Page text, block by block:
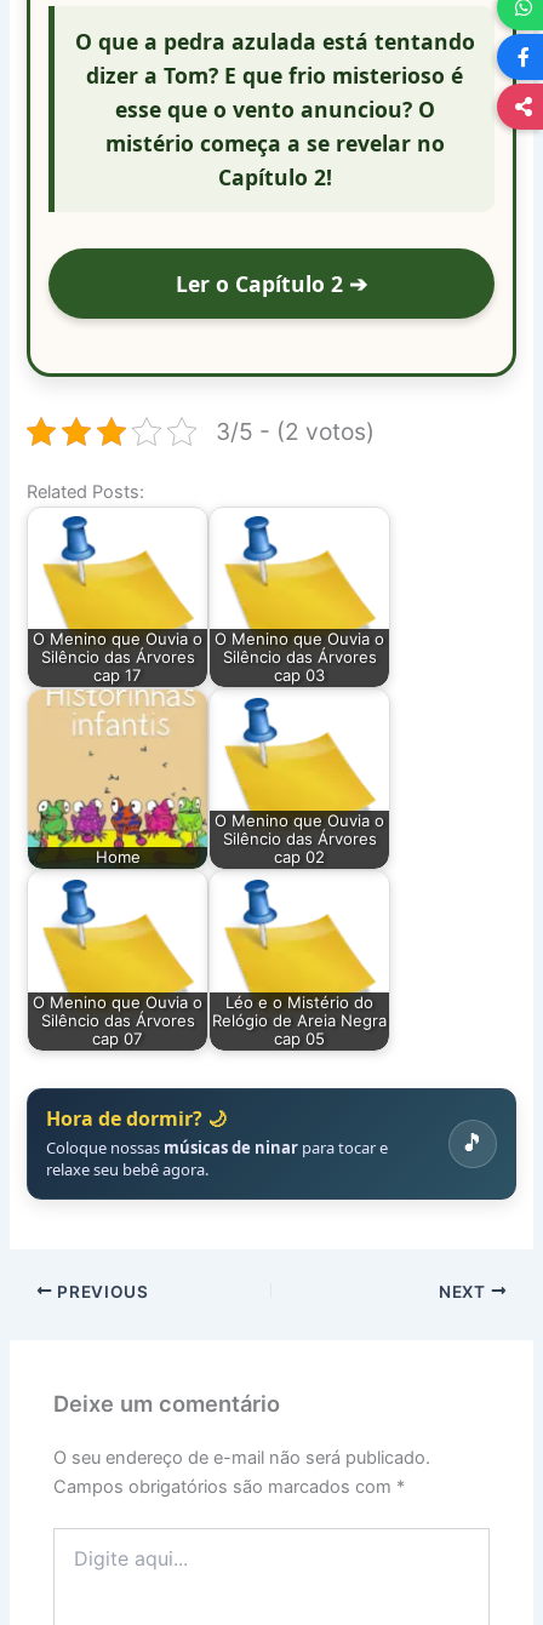
O que a pedra azulada está tentando
dizer a Tom? E que frio misterioso é
esse que o vento anunciou? O
mistério começa a se revelar no
Capítulo 2!
Ler o Capítulo 2 ➔
3/5 - (2 votos)
Related Posts:
O Menino que Ouvia o
Silêncio das Árvores
cap 17
O Menino que Ouvia o
Silêncio das Árvores
cap 03
Home
O Menino que Ouvia o
Silêncio das Árvores
cap 02
O Menino que Ouvia o
Silêncio das Árvores
cap 07
Léo e o Mistério do
Relógio de Areia Negra
cap 05
Hora de dormir? 🌙
Coloque nossas músicas de ninar para tocar e
relaxe seu bebê agora.
🎵
PREVIOUS NEXT
Deixe um comentário
O seu endereço de e-mail não será publicado.
Campos obrigatórios são marcados com *
aqui...